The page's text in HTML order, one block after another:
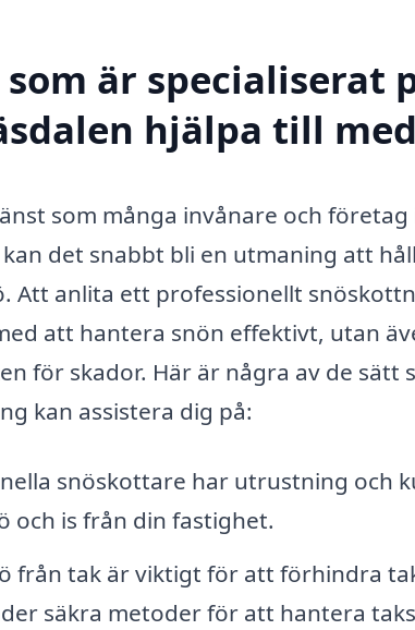
är specialiserat
hjälpa till
som många invånare och
det snabbt bli en utmaning att
Att anlita ett professionellt
att hantera snön effektivt, utan
för skador. Här är några av de sätt
kan assistera dig på:
snöskottare har utrustning och
och is från din fastighet.
från tak är viktigt för att förhindra
säkra metoder för att hantera